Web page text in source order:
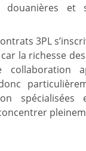
douanières et
3PL
la richesse
collaboration